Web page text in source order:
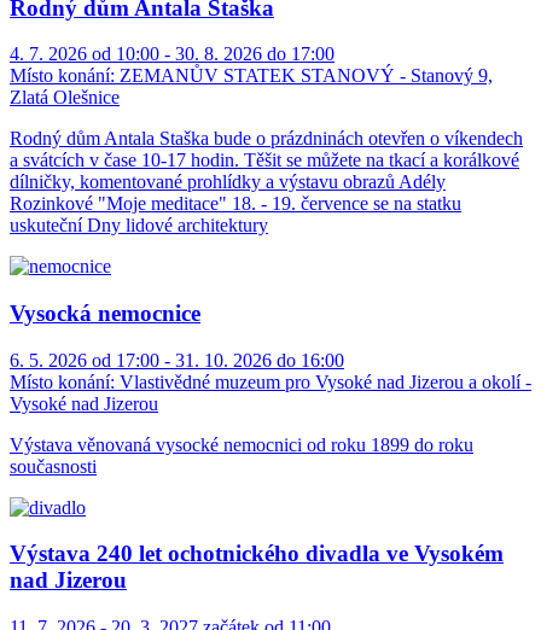
Rodný dům Antala Staška
4. 7. 2026 od 10:00 - 30. 8. 2026 do 17:00
Místo konání: ZEMANŮV STATEK STANOVÝ - Stanový 9,
Zlatá Olešnice
Rodný dům Antala Staška bude o prázdninách otevřen o víkendech
a svátcích v čase 10-17 hodin. Těšit se můžete na tkací a korálkové
dílničky, komentované prohlídky a výstavu obrazů Adély
Rozinkové "Moje meditace" 18. - 19. července se na statku
uskuteční Dny lidové architektury
Vysocká nemocnice
6. 5. 2026 od 17:00 - 31. 10. 2026 do 16:00
Místo konání: Vlastivědné muzeum pro Vysoké nad Jizerou a okolí -
Vysoké nad Jizerou
Výstava věnovaná vysocké nemocnici od roku 1899 do roku
současnosti
Výstava 240 let ochotnického divadla ve Vysokém
nad Jizerou